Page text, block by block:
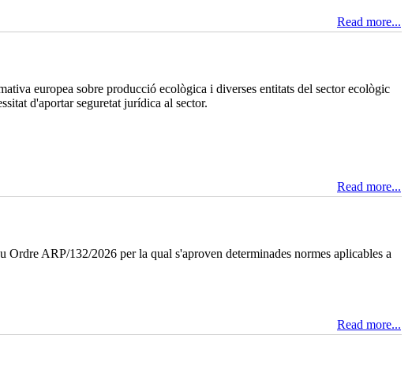
Read more...
europea sobre producció ecològica i diverses entitats del sector ecològic
d'aportar seguretat jurídica al sector.
Read more...
ARP/132/2026 per la qual s'aproven determinades normes aplicables a
Read more...